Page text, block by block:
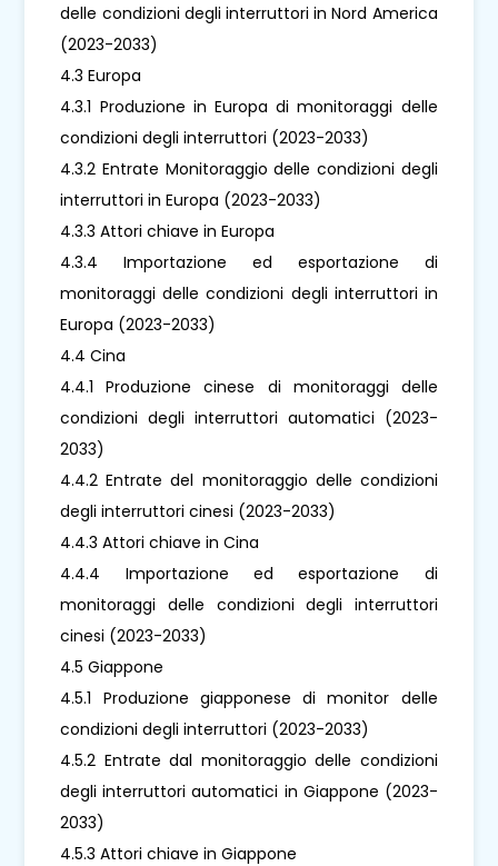
delle condizioni degli interruttori in Nord America
(2023-2033)
4.3 Europa
4.3.1 Produzione in Europa di monitoraggi delle
condizioni degli interruttori (2023-2033)
4.3.2 Entrate Monitoraggio delle condizioni degli
interruttori in Europa (2023-2033)
4.3.3 Attori chiave in Europa
4.3.4 Importazione ed esportazione di
monitoraggi delle condizioni degli interruttori in
Europa (2023-2033)
4.4 Cina
4.4.1 Produzione cinese di monitoraggi delle
condizioni degli interruttori automatici (2023-
2033)
4.4.2 Entrate del monitoraggio delle condizioni
degli interruttori cinesi (2023-2033)
4.4.3 Attori chiave in Cina
4.4.4 Importazione ed esportazione di
monitoraggi delle condizioni degli interruttori
cinesi (2023-2033)
4.5 Giappone
4.5.1 Produzione giapponese di monitor delle
condizioni degli interruttori (2023-2033)
4.5.2 Entrate dal monitoraggio delle condizioni
degli interruttori automatici in Giappone (2023-
2033)
4.5.3 Attori chiave in Giappone